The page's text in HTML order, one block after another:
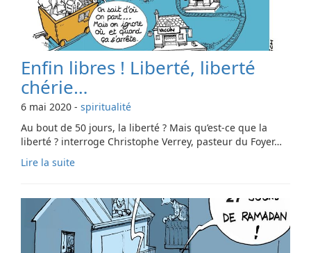
Enfin libres ! Liberté, liberté
chérie…
6 mai 2020 - spiritualité
Au bout de 50 jours, la liberté ? Mais qu’est-ce que la
liberté ? interroge Christophe Verrey, pasteur du Foyer…
Lire la suite